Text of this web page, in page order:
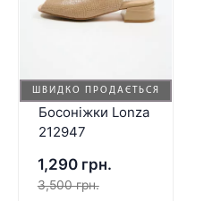
ШВИДКО ПРОДАЄТЬСЯ
Босоніжки Lonza
212947
1,290 грн.
3,500 грн.